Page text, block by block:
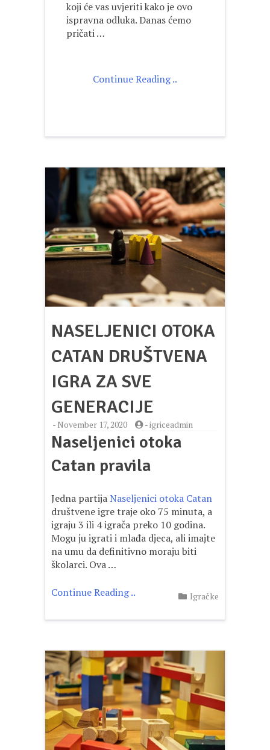
koji će vas uvjeriti kako je ovo
ispravna odluka. Danas ćemo
pričati …
Continue Reading ..
NASELJENICI OTOKA
CATAN DRUŠTVENA
IGRA ZA SVE
GENERACIJE
-November 17, 2020 -igriceadmin
Naseljenici otoka
Catan pravila
Jedna partijaNaseljenici otoka Catan
društvene igre traje oko 75 minuta, a
igraju 3 ili 4 igrača preko 10 godina.
Mogu ju igrati i mlađa djeca, ali imajte
na umu da definitivno moraju biti
školarci. Ova …
Continue Reading .. Igračke